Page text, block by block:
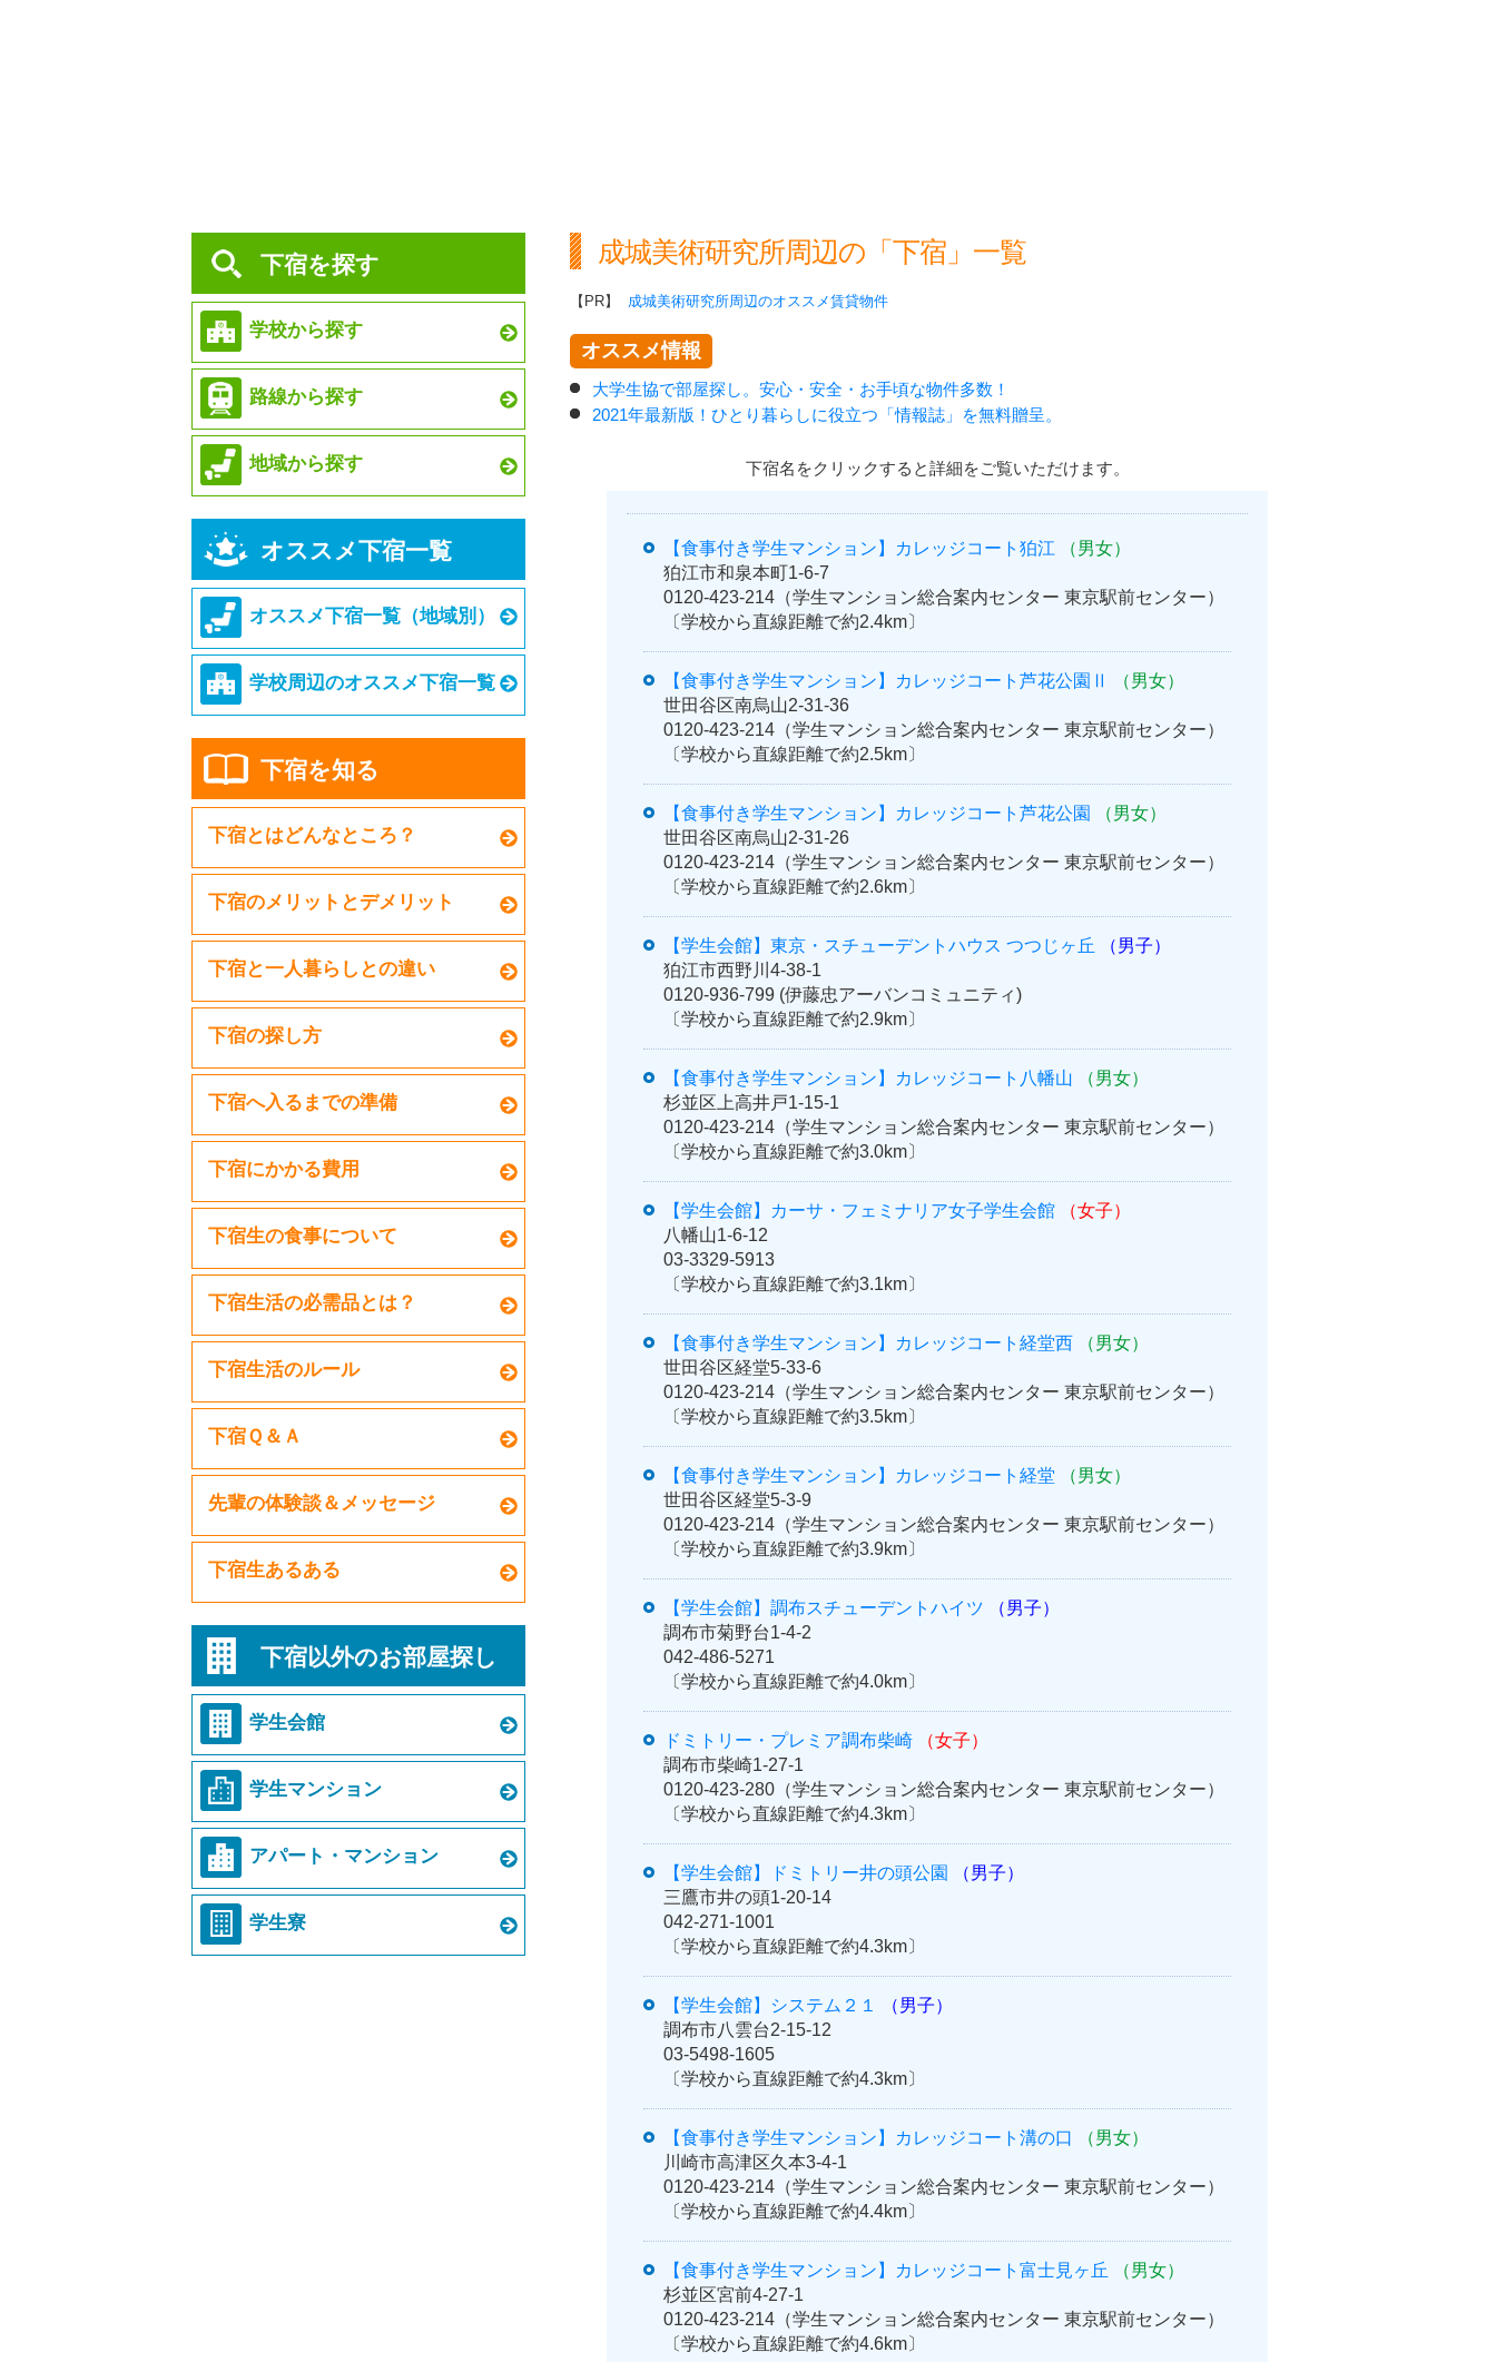
成城美術研究所周辺の「下宿」一覧
【PR】 成城美術研究所周辺のオススメ賃貸物件
オススメ情報
大学生協で部屋探し。安心・安全・お手頃な物件多数！
2021年最新版！ひとり暮らしに役立つ「情報誌」を無料贈呈。
下宿名をクリックすると詳細をご覧いただけます。
【食事付き学生マンション】カレッジコート狛江
（男女）
狛江市和泉本町1-6-7
0120-423-214（学生マンション総合案内センター 東京駅前センター）
〔学校から直線距離で約2.4km〕
【食事付き学生マンション】カレッジコート芦花公園Ⅱ
（男女）
世田谷区南烏山2-31-36
0120-423-214（学生マンション総合案内センター 東京駅前センター）
〔学校から直線距離で約2.5km〕
【食事付き学生マンション】カレッジコート芦花公園
（男女）
世田谷区南烏山2-31-26
0120-423-214（学生マンション総合案内センター 東京駅前センター）
〔学校から直線距離で約2.6km〕
【学生会館】東京・スチューデントハウス つつじヶ丘
（男子）
狛江市西野川4-38-1
0120-936-799 (伊藤忠アーバンコミュニティ)
〔学校から直線距離で約2.9km〕
【食事付き学生マンション】カレッジコート八幡山
（男女）
杉並区上高井戸1-15-1
0120-423-214（学生マンション総合案内センター 東京駅前センター）
〔学校から直線距離で約3.0km〕
【学生会館】カーサ・フェミナリア女子学生会館
（女子）
八幡山1-6-12
03-3329-5913
〔学校から直線距離で約3.1km〕
【食事付き学生マンション】カレッジコート経堂西
（男女）
世田谷区経堂5-33-6
0120-423-214（学生マンション総合案内センター 東京駅前センター）
〔学校から直線距離で約3.5km〕
【食事付き学生マンション】カレッジコート経堂
（男女）
世田谷区経堂5-3-9
0120-423-214（学生マンション総合案内センター 東京駅前センター）
〔学校から直線距離で約3.9km〕
【学生会館】調布スチューデントハイツ
（男子）
調布市菊野台1-4-2
042-486-5271
〔学校から直線距離で約4.0km〕
ドミトリー・プレミア調布柴崎
（女子）
調布市柴崎1-27-1
0120-423-280（学生マンション総合案内センター 東京駅前センター）
〔学校から直線距離で約4.3km〕
【学生会館】ドミトリー井の頭公園
（男子）
三鷹市井の頭1-20-14
042-271-1001
〔学校から直線距離で約4.3km〕
【学生会館】システム２１
（男子）
調布市八雲台2-15-12
03-5498-1605
〔学校から直線距離で約4.3km〕
【食事付き学生マンション】カレッジコート溝の口
（男女）
川崎市高津区久本3-4-1
0120-423-214（学生マンション総合案内センター 東京駅前センター）
〔学校から直線距離で約4.4km〕
【食事付き学生マンション】カレッジコート富士見ヶ丘
（男女）
杉並区宮前4-27-1
0120-423-214（学生マンション総合案内センター 東京駅前センター）
〔学校から直線距離で約4.6km〕
下宿を探す
学校から探す
路線から探す
地域から探す
オススメ下宿一覧
オススメ下宿一覧（地域別）
学校周辺のオススメ下宿一覧
下宿を知る
下宿とはどんなところ？
下宿のメリットとデメリット
下宿と一人暮らしとの違い
下宿の探し方
下宿へ入るまでの準備
下宿にかかる費用
下宿生の食事について
下宿生活の必需品とは？
下宿生活のルール
下宿Ｑ＆Ａ
先輩の体験談＆メッセージ
下宿生あるある
下宿以外のお部屋探し
学生会館
学生マンション
アパート・マンション
学生寮